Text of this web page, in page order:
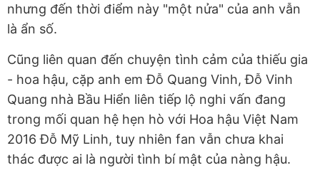
nhưng đến thời điểm này "một nửa" của anh vẫn
là ẩn số.
Cũng liên quan đến chuyện tình cảm của thiếu gia
- hoa hậu, cặp anh em Đỗ Quang Vinh, Đỗ Vinh
Quang nhà Bầu Hiển liên tiếp lộ nghi vấn đang
trong mối quan hệ hẹn hò với Hoa hậu Việt Nam
2016 Đỗ Mỹ Linh, tuy nhiên fan vẫn chưa khai
thác được ai là người tình bí mật của nàng hậu.